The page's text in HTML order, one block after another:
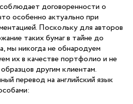
договоренности о
особенно актуально при
Поскольку для авторов
таких бумаг в тайне до
мы никогда не обнародуем
их в качестве портфолио и не
другим клиентам.
перевод на английский язык